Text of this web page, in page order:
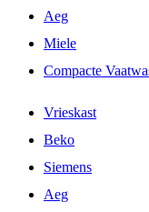
Aeg
Miele
Compacte
Vrieskast
Beko
Siemens
Aeg